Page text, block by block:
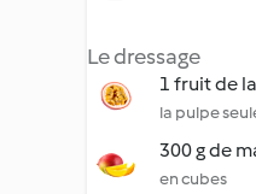
Le dressage
1 fruit de
la pulpe
300 g de
en cubes